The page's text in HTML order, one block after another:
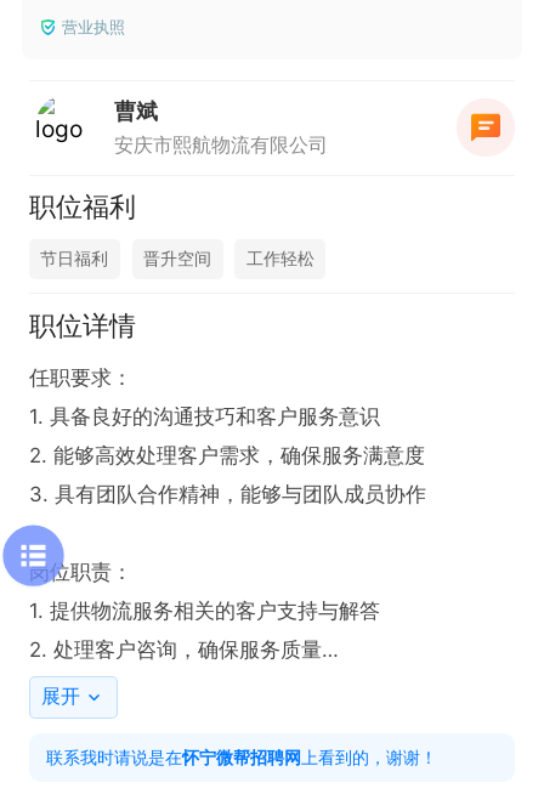
营业执照
曹斌
安庆市熙航物流有限公司
职位福利
节日福利 晋升空间 工作轻松
职位详情
任职要求：
1. 具备良好的沟通技巧和客户服务意识
2. 能够高效处理客户需求，确保服务满意度
3. 具有团队合作精神，能够与团队成员协作
岗位职责：
1. 提供物流服务相关的客户支持与解答
2. 处理客户咨询，确保服务质量
3. 协助解决物流过程中出现的问题
上班时间：8：00-19：00
展开
联系我时请说是在怀宁微帮招聘网 上看到的，谢谢！